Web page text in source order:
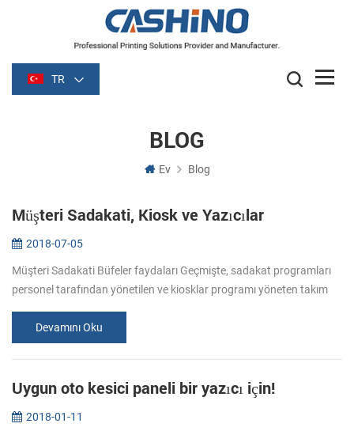
TR
BLOG
Ev Blog
Müşteri Sadakati, Kiosk ve Yazıcılar
2018-07-05
Müşteri Sadakati Büfeler faydaları Geçmişte, sadakat programları
personel tarafından yönetilen ve kiosklar programı yöneten takım
Devamını Oku
Uygun oto kesici paneli bir yazıcı için!
2018-01-11